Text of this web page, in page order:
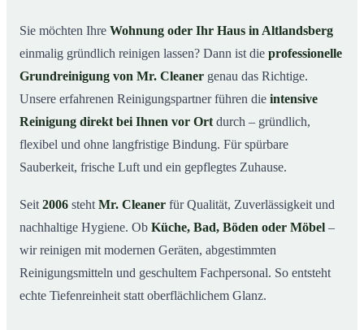
04 So läuft die Grundreinigung in Altlandsberg ab
05 Wann ist eine Grundreinigung sinnvoll?
06Grundreinigung in Altlandsberg & Umgebung
Jetzt kostenloses Angebot anfordern
Sie möchten Ihre Wohnung oder Ihr Haus in Altlandsberg
einmalig gründlich reinigen lassen? Dann ist die professionelle
Grundreinigung von Mr. Cleaner genau das Richtige.
Unsere erfahrenen Reinigungspartner führen die intensive
Reinigung direkt bei Ihnen vor Ort durch – gründlich,
flexibel und ohne langfristige Bindung. Für spürbare
Sauberkeit, frische Luft und ein gepflegtes Zuhause.
Seit 2006 steht Mr. Cleaner für Qualität, Zuverlässigkeit und
nachhaltige Hygiene. Ob Küche, Bad, Böden oder Möbel –
wir reinigen mit modernen Geräten, abgestimmten
Reinigungsmitteln und geschultem Fachpersonal. So entsteht
echte Tiefenreinheit statt oberflächlichem Glanz.